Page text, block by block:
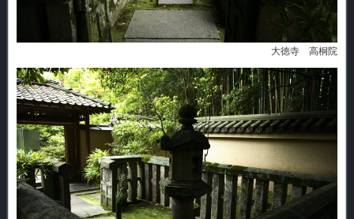
大徳寺 高桐院